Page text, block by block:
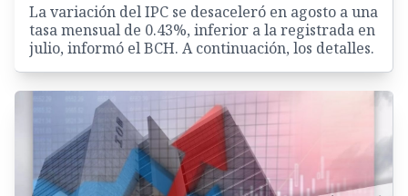
La variación del IPC se desaceleró en agosto a una
tasa mensual de 0.43%, inferior a la registrada en
julio, informó el BCH. A continuación, los detalles.